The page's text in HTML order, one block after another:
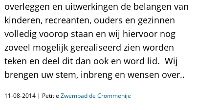
overleggen en uitwerkingen de belangen van
kinderen, recreanten, ouders en gezinnen
volledig voorop staan en wij hiervoor nog
zoveel mogelijk gerealiseerd zien worden
teken en deel dit dan ook en word lid. Wij
brengen uw stem, inbreng en wensen over..
11-08-2014 | Petitie Zwembad de Crommenije